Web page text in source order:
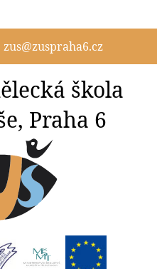
zus@zuspraha6.cz
škola
Praha 6